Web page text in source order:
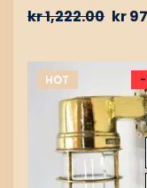
kr1,222.00 kr
HOT -